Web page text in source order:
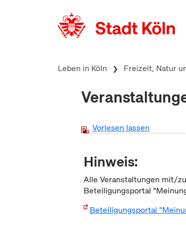
Leben in Köln Freizeit, Natur
Vorlesen lassen
Hinweis:
Alle Veranstaltungen mit/
Beteiligungsportal
Beteiligungsportal